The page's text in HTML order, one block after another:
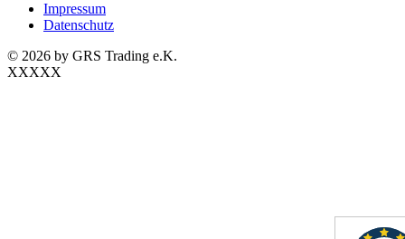
Impressum
Datenschutz
© 2026 by GRS Trading e.K.
XXXXX